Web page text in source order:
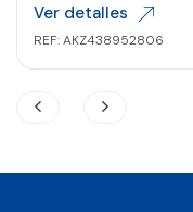
Ver detalles
REF: AKZ438952806